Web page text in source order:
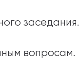
заседания.
вопросам.